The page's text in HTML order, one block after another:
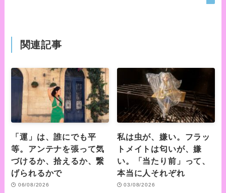
関連記事
「運」は、誰にでも平
等。アンテナを張って気
づけるか、拾えるか、繋
げられるかで
06/08/2026
私は虫が、嫌い。フラッ
トメイトは匂いが、嫌
い。「当たり前」って、
本当に人それぞれ
03/08/2026